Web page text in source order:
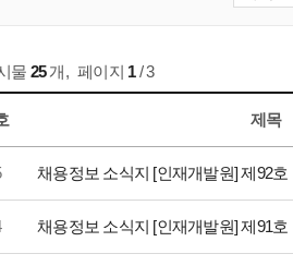
물 25개, 페이지 1/ 3
제목
채용정보 소식지 [인재개발원] 제92호
채용정보 소식지 [인재개발원] 제91호